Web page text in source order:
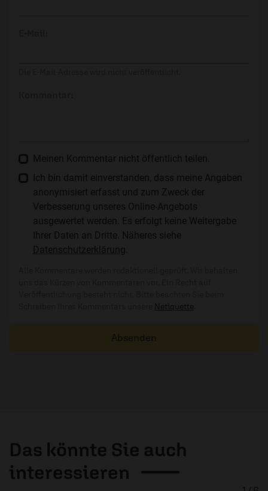
Meinen Kommentar nicht öffentlich teilen.
Ich bin damit einverstanden, dass meine Angaben
anonymisiert erfasst und zum Zweck der
Verbesserung unseres Online-Angebots
ausgewertet werden. Es erfolgt keine Weitergabe
Ihrer Daten an Dritte. Näheres siehe
Datenschutzerklärung
Netiquette
Absenden
Das könnte Sie auch
interessieren